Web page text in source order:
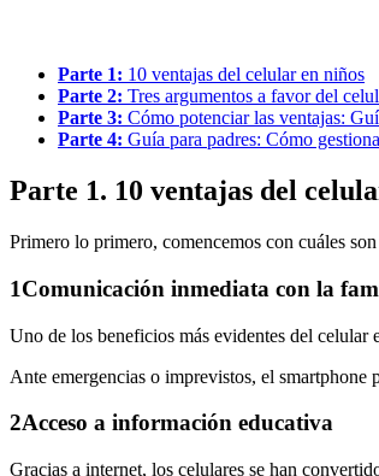
Parte 1: 10 ventajas del celular en niños
Parte 2: Tres argumentos a favor del
Parte 3: Cómo potenciar las ventajas:
Parte 4: Guía para padres: Cómo
Parte 1. 10 ventajas del
Primero lo primero, comencemos con cuáles
1Comunicación inmediata con la
Uno de los beneficios más evidentes del celular
Ante emergencias o imprevistos, el smartphone
2Acceso a información educativa
Gracias a internet, los celulares se han